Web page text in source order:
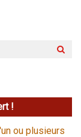
!
ou plusieurs